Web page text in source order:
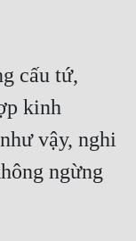
kinh
vậy, nghi
ngừng